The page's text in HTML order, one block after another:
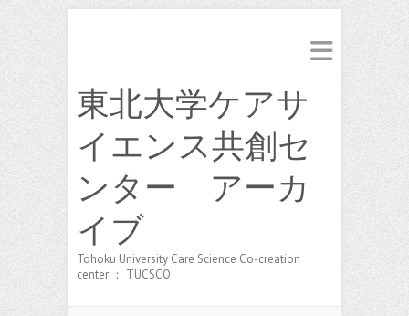
東北大学ケアサ
イエンス共創セ
ンター アーカ
イブ
Tohoku University Care Science Co-creation
center ： TUCSCO